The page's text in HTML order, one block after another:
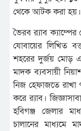
থেকে আটক করা হয়।
ভৈরব র‌্যাব
যোবায়ের লিখিত
শহরের দুর্জয় মোড়
মাদক ব্যবসায়ী
নিজ হেফাজতে
করে র‌্যাব।
হবিগঞ্জ জেলার
চালানের মাধ্যমে